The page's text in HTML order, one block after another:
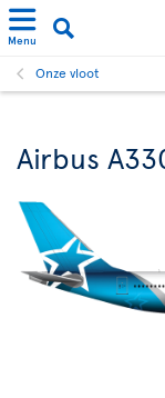
Menu
Onze vloot
Airbus